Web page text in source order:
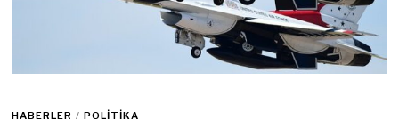
HABERLER / POLITIKA